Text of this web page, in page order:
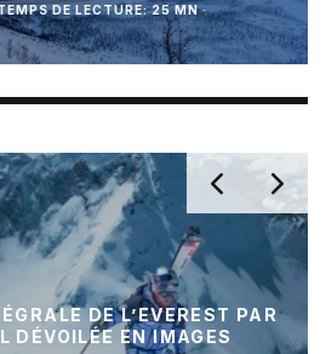
DE LECTURE: 25 MN ·
DE L’EVEREST PAR
DÉVOILÉE EN IMAGES